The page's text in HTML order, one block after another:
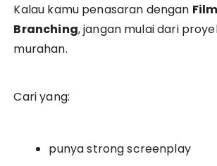
Kalau kamu penasaran dengan
Branching, jangan mulai dari
murahan.
Cari yang:
punya strong screenplay